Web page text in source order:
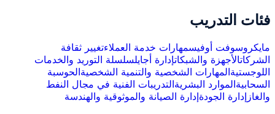
فئات التدريب
مايكروسوفت أوفيسمهارات خدمة العملاءتغيير ثقافة
الشركاتالأجهزة والشبكاتإدارة أجايلسلسلة التوريد والخدمات
اللوجستيةالمهارات الشخصية والتنمية الشخصيةالحوسبة
السحابيةالموارد البشريةالتدريبات الفنية في مجال النفط
والغاز إدارة الجودةإدارة الصيانة والموثوقية والهندسة